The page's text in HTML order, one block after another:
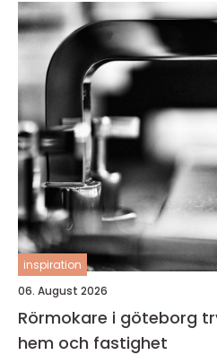
inspiration
06. August 2026
Rörmokare i göteborg trygg vvs-hjälp för
hem och fastighet